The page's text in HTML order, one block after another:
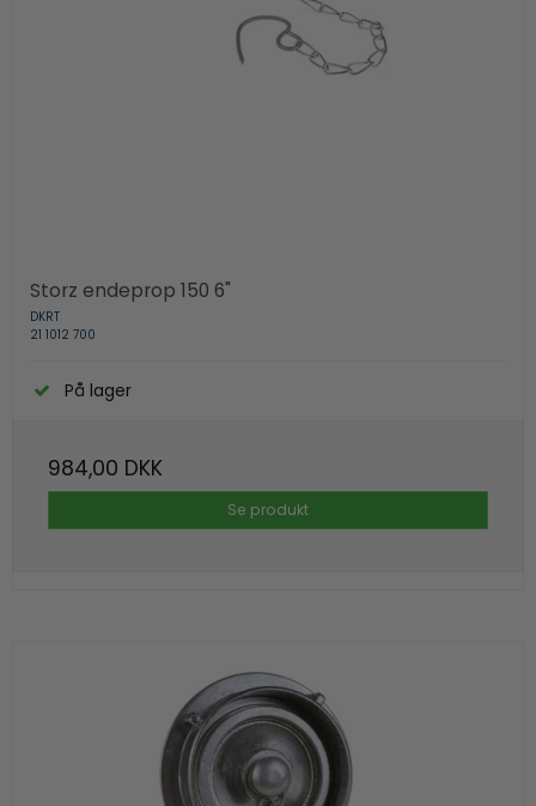
Storz endeprop 150 6"
DKRT
21 1012 700
På lager
984,00 DKK
Se produkt